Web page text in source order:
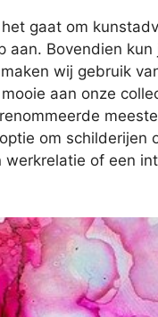
gaat om
aan. Bovendien
wij gebruik
aan onze
om schilderijen
of een